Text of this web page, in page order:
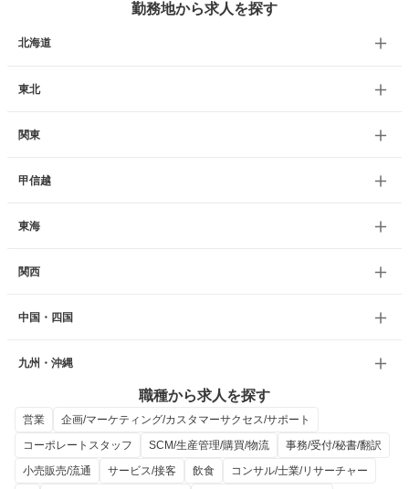
勤務地から求人を探す
北海道
東北
関東
甲信越
東海
関西
中国・四国
九州・沖縄
職種から求人を探す
営業
企画/マーケティング/カスタマーサクセス/サポート
コーポレートスタッフ
SCM/生産管理/購買/物流
事務/受付/秘書/翻訳
小売販売/流通
サービス/接客 飲食
コンサル/士業/リサーチャー